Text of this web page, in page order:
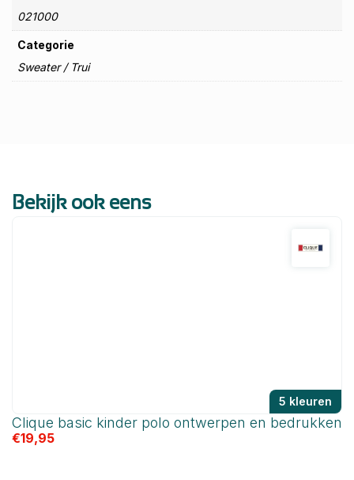
021000
Categorie
Sweater / Trui
Bekijk ook eens
5 kleuren
Clique basic kinder polo ontwerpen en bedrukken
€19,95